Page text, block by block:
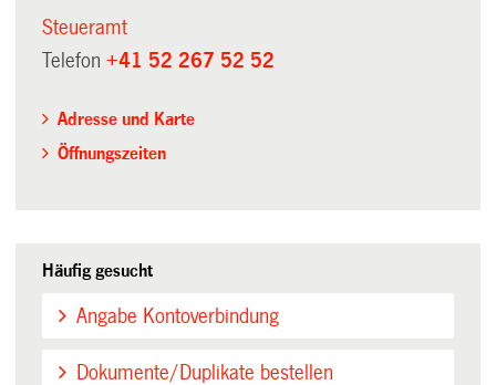
Steueramt
Telefon+41 52 267 52 52
Adresse und Karte
Öffnungszeiten
Häufig gesucht
Angabe Kontoverbindung
Dokumente/Duplikate bestellen